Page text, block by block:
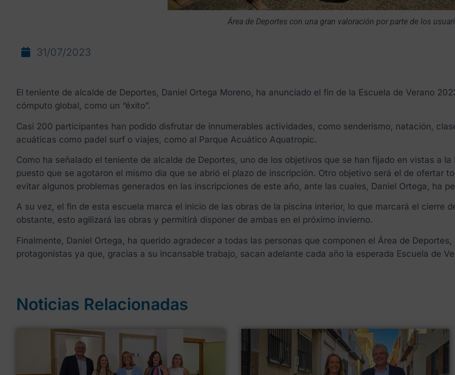
Área de Deportes con una gran valoración por parte de los
31/07/2023
El teniente de alcalde de Deportes, Daniel Ortega Moreno, ha anunciado el fin de la Escuela de Verano
cómputo global, como un “éxito”.
Casi 200 participantes han podido disfrutar de innumerables actividades, como senderismo, natación,
acuáticas como padel surf o viajes, como al Parque Acuático Aquatropic.
Como ha señalado el teniente de alcalde de Deportes, uno de los objetivos que se han fijado en vistas a
puesto que se agotaron el mismo día que se abrió el plazo de inscripción. Otro objetivo será el de ofertar
evitar algunos problemas generados en las inscripciones de este año, ante las cuales, Daniel Ortega, ha
A su vez, el fin de esta escuela marca el inicio de las obras de la piscina interior, lo que marcará el cierre
obstante, esto agilizará las obras y permitirá disponer de ambas en el próximo invierno.
Finalmente, Daniel Ortega, ha querido agradecer a todas las personas que componen el Área de
protagonistas ya que, gracias a su incansable trabajo, sacan adelante cada año la esperada Escuela de
Noticias Relacionadas